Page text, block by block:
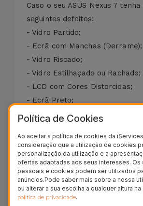
Caso o seu ASUS Nexus 7
seguintes defeitos:
- Vidro Partido;
- Ecrã com Manchas (Derrame);
- Vidro Riscado;
- Vidro Estilhaçado ou Rachado;
- LCD com Cores Distorcidas;
- Ecrã Preto;
- Display Danificado;
Efetuamos a reparação do ecrã
Nexus 7 em apenas 20 minutos.
da substituição do vidro do
de dois anos nas funções Touch
69,95 € - IVA incluído.
Política de Cookies
Ao aceitar a política de cookies da
consideração que a utilização de cookies
personalização da utilização e a
ofertas adaptadas aos seus interesses. Os
pessoais e cookies podem ser utilizados
anúncios.Pode saber mais sobre a nossa
ou alterar a sua escolha a qualquer altura
política de privacidade.